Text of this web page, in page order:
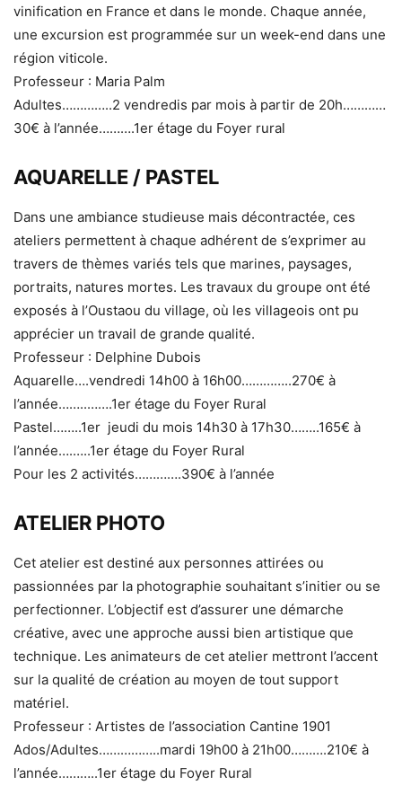
vinification en France et dans le monde. Chaque année,
une excursion est programmée sur un week-end dans une
région viticole.
Professeur : Maria Palm
Adultes…………..2 vendredis par mois à partir de 20h…………
30€ à l’année……….1er étage du Foyer rural
AQUARELLE / PASTEL
Dans une ambiance studieuse mais décontractée, ces
ateliers permettent à chaque adhérent de s’exprimer au
travers de thèmes variés tels que marines, paysages,
portraits, natures mortes. Les travaux du groupe ont été
exposés à l’Oustaou du village, où les villageois ont pu
apprécier un travail de grande qualité.
Professeur : Delphine Dubois
Aquarelle….vendredi 14h00 à 16h00…………..270€ à
l’année……..…….1er étage du Foyer Rural
Pastel……..1er jeudi du mois 14h30 à 17h30……..165€ à
l’année….…..1er étage du Foyer Rural
Pour les 2 activités………….390€ à l’année
ATELIER PHOTO
Cet atelier est destiné aux personnes attirées ou
passionnées par la photographie souhaitant s’initier ou se
perfectionner. L’objectif est d’assurer une démarche
créative, avec une approche aussi bien artistique que
technique. Les animateurs de cet atelier mettront l’accent
sur la qualité de création au moyen de tout support
matériel.
Professeur : Artistes de l’association Cantine 1901
Ados/Adultes……………..mardi 19h00 à 21h00……….210€ à
l’année………..1er étage du Foyer Rural